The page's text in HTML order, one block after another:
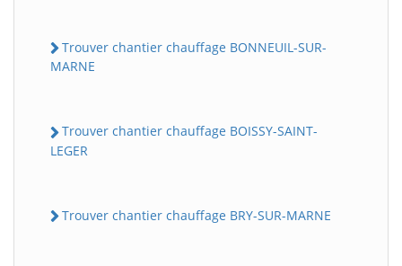
Trouver chantier chauffage BONNEUIL-SUR-
MARNE
Trouver chantier chauffage BOISSY-SAINT-
LEGER
Trouver chantier chauffage BRY-SUR-MARNE